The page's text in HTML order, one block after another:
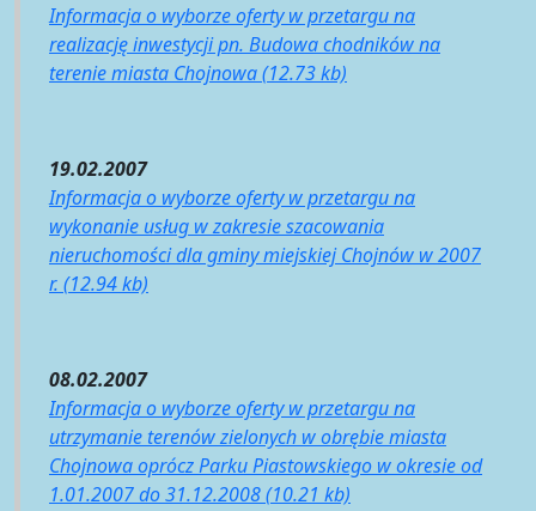
Informacja o wyborze oferty w przetargu na
realizację inwestycji pn. Budowa chodników na
terenie miasta Chojnowa (12.73 kb)
19.02.2007
Informacja o wyborze oferty w przetargu na
wykonanie usług w zakresie szacowania
nieruchomości dla gminy miejskiej Chojnów w 2007
r. (12.94 kb)
08.02.2007
Informacja o wyborze oferty w przetargu na
utrzymanie terenów zielonych w obrębie miasta
Chojnowa oprócz Parku Piastowskiego w okresie od
1.01.2007 do 31.12.2008 (10.21 kb)